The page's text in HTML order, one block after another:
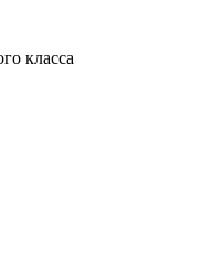
класса